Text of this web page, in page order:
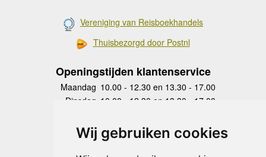
Wij gebruiken cookies
Vereniging van Reisboekhandels
Thuisbezorgd door Postnl
Openingstijden klantenservice
Maandag 10.00 - 12.30 en 13.30 - 17.00
Dinsdag 10.00 - 12.30 en 13.30 - 17.00
Donderdag
10.00 - 12.30 en 13.30 - 17.00
Vrijdag 10.00 - 12.30 en 13.30 - 17.00
Zaterdag
gesloten